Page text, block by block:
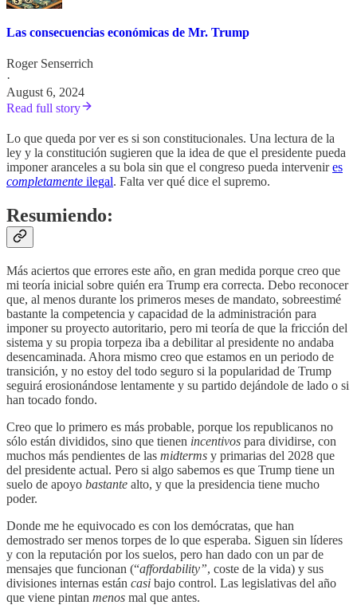
Las consecuencias económicas de Mr. Trump
Roger Senserrich
·
August 6, 2024
Read full story
Lo que queda por ver es si son constitucionales. Una lectura de la
ley y la constitución sugieren que la idea de que el presidente pueda
imponer aranceles a su bola sin que el congreso pueda intervenires
completamente ilegal. Falta ver qué dice el supremo.
Resumiendo:
Más aciertos que errores este año, en gran medida porque creo que
mi teoría inicial sobre quién era Trump era correcta. Debo reconocer
que, al menos durante los primeros meses de mandato, sobreestimé
bastante la competencia y capacidad de la administración para
imponer su proyecto autoritario, pero mi teoría de que la fricción del
sistema y su propia torpeza iba a debilitar al presidente no andaba
desencaminada. Ahora mismo creo que estamos en un periodo de
transición, y no estoy del todo seguro si la popularidad de Trump
seguirá erosionándose lentamente y su partido dejándole de lado o si
han tocado fondo.
Creo que lo primero es más probable, porque los republicanos no
sólo están divididos, sino que tienen incentivos para dividirse, con
muchos más pendientes de las midterms y primarias del 2028 que
del presidente actual. Pero si algo sabemos es que Trump tiene un
suelo de apoyo bastante alto, y que la presidencia tiene mucho
poder.
Donde me he equivocado es con los demócratas, que han
demostrado ser menos torpes de lo que esperaba. Siguen sin líderes
y con la reputación por los suelos, pero han dado con un par de
mensajes que funcionan (“affordability”, coste de la vida) y sus
divisiones internas están casi bajo control. Las legislativas del año
que viene pintan menos mal que antes.